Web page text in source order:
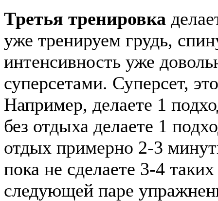
Третья тренировка
уже тренируем грудь,
интенсивность уже
суперсетами. Суперсет,
Например, делаете 1
без отдыха делаете 1
отдых примерно 2-3
пока не сделаете 3-4
следующей паре